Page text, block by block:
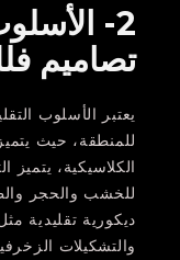
2-
تصاميم
يعتبر الأسلوب
للمنطقة، حيث
الكلاسيكية، يتميز
للخشب والحجر
ديكورية تقليدية
والتشكيلات